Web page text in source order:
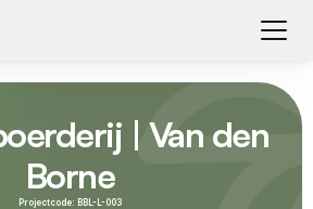
| Van den
Borne
Projectcode: BBL-L-003